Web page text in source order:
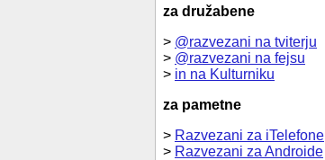
za družabene
> @razvezani na tviterju
> @razvezani na fejsu
> in na Kulturniku
za pametne
> Razvezani za iTelefone
> Razvezani za Androide